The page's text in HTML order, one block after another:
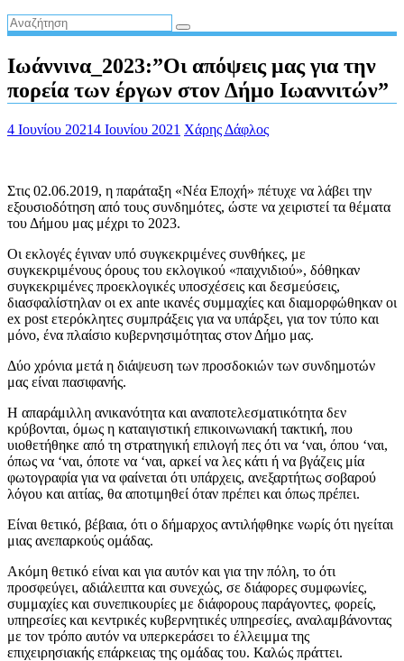
Ιωάννινα_2023:”Οι απόψεις μας για την
πορεία των έργων στον Δήμο Ιωαννιτών”
4 Ιουνίου 20214 Ιουνίου 2021 Χάρης Δάφλος
Στις 02.06.2019, η παράταξη «Νέα Εποχή» πέτυχε να λάβει την
εξουσιοδότηση από τους συνδημότες, ώστε να χειριστεί τα θέματα
του Δήμου μας μέχρι το 2023.
Οι εκλογές έγιναν υπό συγκεκριμένες συνθήκες, με
συγκεκριμένους όρους του εκλογικού «παιχνιδιού», δόθηκαν
συγκεκριμένες προεκλογικές υποσχέσεις και δεσμεύσεις,
διασφαλίστηλαν οι ex ante ικανές συμμαχίες και διαμορφώθηκαν οι
ex post ετερόκλητες συμπράξεις για να υπάρξει, για τον τύπο και
μόνο, ένα πλαίσιο κυβερνησιμότητας στον Δήμο μας.
Δύο χρόνια μετά η διάψευση των προσδοκιών των συνδημοτών
μας είναι πασιφανής.
Η απαράμιλλη ανικανότητα και αναποτελεσματικότητα δεν
κρύβονται, όμως η καταιγιστική επικοινωνιακή τακτική, που
υιοθετήθηκε από τη στρατηγική επιλογή πες ότι να ‘ναι, όπου ‘ναι,
όπως να ‘ναι, όποτε να ‘ναι, αρκεί να λες κάτι ή να βγάζεις μία
φωτογραφία για να φαίνεται ότι υπάρχεις, ανεξαρτήτως σοβαρού
λόγου και αιτίας, θα αποτιμηθεί όταν πρέπει και όπως πρέπει.
Είναι θετικό, βέβαια, ότι ο δήμαρχος αντιλήφθηκε νωρίς ότι ηγείται
μιας ανεπαρκούς ομάδας.
Ακόμη θετικό είναι και για αυτόν και για την πόλη, το ότι
προσφεύγει, αδιάλειπτα και συνεχώς, σε διάφορες συμφωνίες,
συμμαχίες και συνεπικουρίες με διάφορους παράγοντες, φορείς,
υπηρεσίες και κεντρικές κυβερνητικές υπηρεσίες, αναλαμβάνοντας
με τον τρόπο αυτόν να υπερκεράσει το έλλειμμα της
επιχειρησιακής επάρκειας της ομάδας του. Καλώς πράττει.